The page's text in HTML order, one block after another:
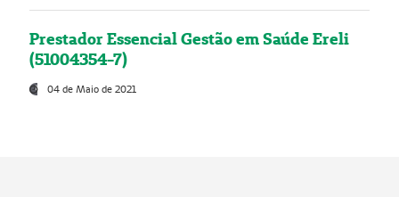
Prestador Essencial Gestão em Saúde Ereli
(51004354-7)
04 de Maio de 2021